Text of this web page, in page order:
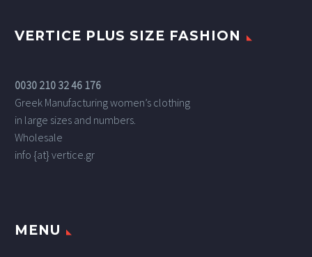
VERTICE PLUS SIZE FASHION
0030 210 32 46 176
Greek Manufacturing women’s clothing
in large sizes and numbers.
Wholesale
info {at} vertice.gr
MENU